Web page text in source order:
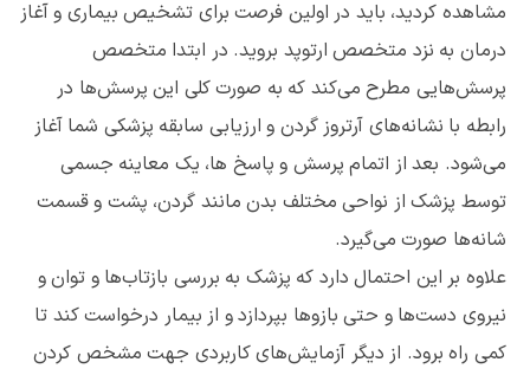
مشاهده کردید، باید در اولین فرصت برای تشخیص بیماری و آغاز
درمان به نزد متخصص ارتوپد بروید. در ابتدا متخصص
پرسش‌هایی مطرح می‌کند که به صورت کلی این پرسش‌ها در
رابطه با نشانه‌های آرتروز گردن و ارزیابی سابقه پزشکی شما آغاز
می‌شود. بعد از اتمام پرسش و پاسخ ها، یک معاینه جسمی
توسط پزشک از نواحی مختلف بدن مانند گردن، پشت و قسمت
شانه‌ها صورت می‌گیرد.
علاوه بر این احتمال دارد که پزشک به بررسی بازتاب‌ها و توان و
نیروی دست‌ها و حتی بازوها بپردازد و از بیمار درخواست کند تا
کمی راه برود. از دیگر آزمایش‌های کاربردی جهت مشخص کردن